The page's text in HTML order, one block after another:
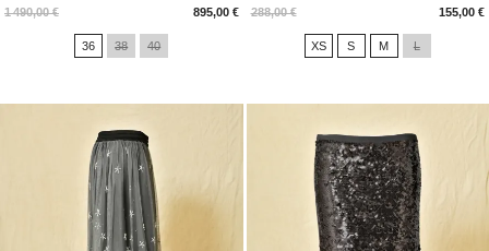
1 490,00 € 895,00 €
Prix
36 38 40
288,00 € 155,00 €
Prix
XS S M L